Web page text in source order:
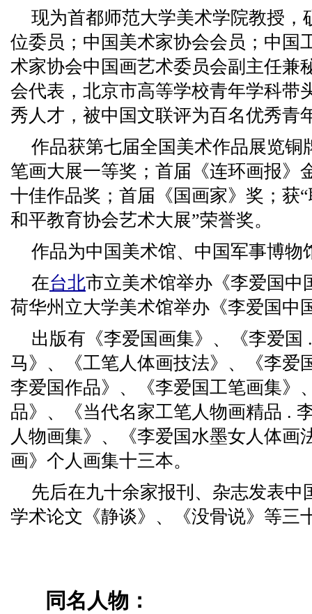
现为首都师范大学美术学院教授，
位委员；中国美术家协会会员；中国
术家协会中国画艺术委员会副主任兼
会代表，北京市高等学校青年学科带
秀人才，被中国文联评为百名优秀青
作品获第七届全国美术作品展览铜
笔画大展一等奖；首届《连环画报》
十佳作品奖；首届《国画家》奖；获
和平教育协会艺术大展”荣誉奖。
作品为中国美术馆、中国军事博物
在台北市立美术馆举办《李爱国中
荷华州立大学美术馆举办《李爱国中
出版有《李爱国画集》、《李爱国
马》、《工笔人体画技法》、《李爱
李爱国作品》、《李爱国工笔画集》
品》、《当代名家工笔人物画精品 .
人物画集》、《李爱国水墨女人体画
画》个人画集十三本。
先后在九十余家报刊、杂志发表中
学术论文《静谈》、《没骨说》等三
同名人物：